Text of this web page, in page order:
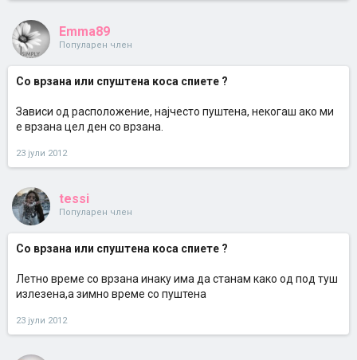
Emma89
Популарен член
Со врзана или спуштена коса спиете ?
Зависи од расположение, најчесто пуштена, некогаш ако ми
е врзана цел ден со врзана.
23 јули 2012
tessi
Популарен член
Со врзана или спуштена коса спиете ?
Летно време со врзана инаку има да станам како од под туш
излезена,а зимно време со пуштена
23 јули 2012